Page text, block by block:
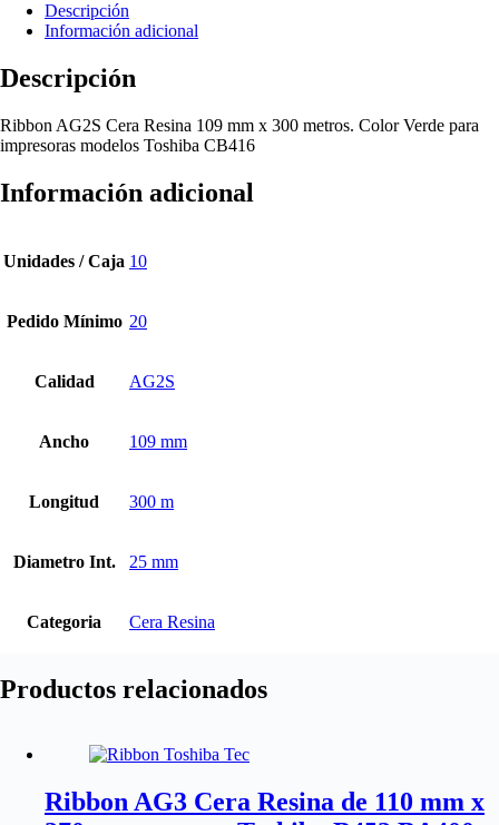
Descripción
Información adicional
Descripción
Ribbon AG2S Cera Resina 109 mm x 300 metros. Color Verde para
impresoras modelos Toshiba CB416
Información adicional
Unidades / Caja 10
Pedido Mínimo 20
Calidad AG2S
Ancho 109 mm
Longitud 300 m
Diametro Int. 25 mm
Categoria Cera Resina
Productos relacionados
Ribbon AG3 Cera Resina de 110 mm x